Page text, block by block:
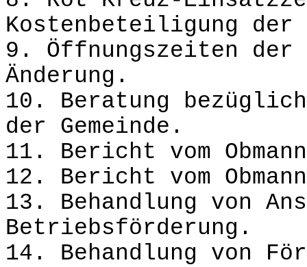
Kostenbeteiligung der
9. Öffnungszeiten der
Änderung.
10. Beratung
der Gemeinde.
11. Bericht vom
12. Bericht vom
13. Behandlung von
Betriebsförderung.
14. Behandlung von